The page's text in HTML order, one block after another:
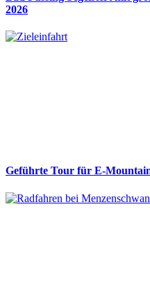
2026
Geführte Tour für E-